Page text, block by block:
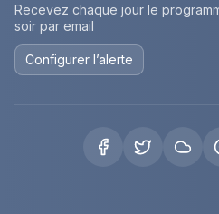
Recevez chaque jour le
soir par email
Configurer l’alerte